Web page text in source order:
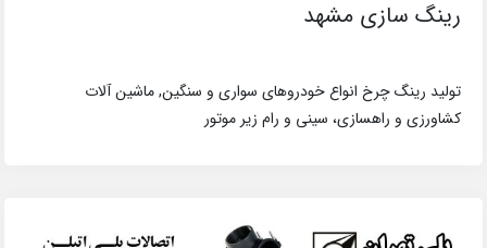
رینگ سازی مشهد
تولید رینگ چرخ انواع خودروهای سواری و سنگین, ماشین آلات
کشاورزی و راهسازی، سینی و رام زیر موتور